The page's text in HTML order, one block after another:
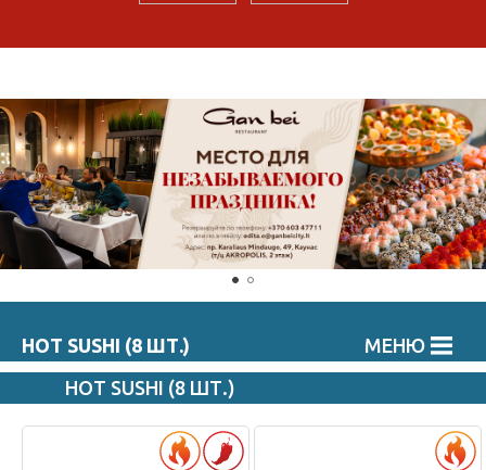
МЕНЮ
HOT SUSHI (8 ШТ.)
HOT SUSHI (8 ШТ.)